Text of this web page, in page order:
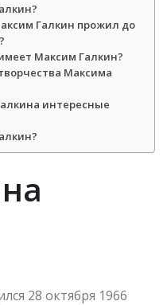
Галкин прожил до
Максим Галкин?
Максима
интересные
28 октября 1966